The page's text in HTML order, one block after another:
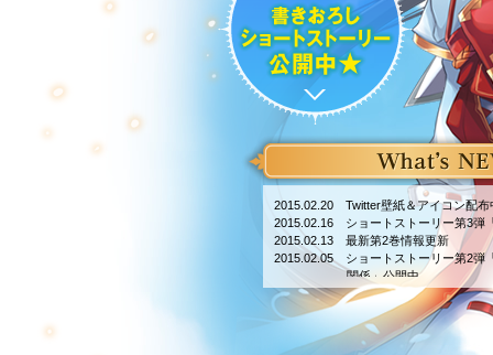
2015.02.20 Twitter壁紙＆アイコン配布
2015.02.16 ショートストーリー第3弾
2015.02.13 最新第2巻情報更新
2015.02.05 ショートストーリー第2弾
関係」公開中
2014.11.17 Twitterアイコン配布中！！
2014.11.17 『黒翼の竜戦艦』公式サイ